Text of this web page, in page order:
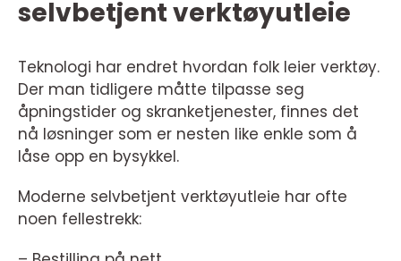
selvbetjent verktøyutleie
Teknologi har endret hvordan folk leier verktøy.
Der man tidligere måtte tilpasse seg
åpningstider og skranketjenester, finnes det
nå løsninger som er nesten like enkle som å
låse opp en bysykkel.
Moderne selvbetjent verktøyutleie har ofte
noen fellestrekk: